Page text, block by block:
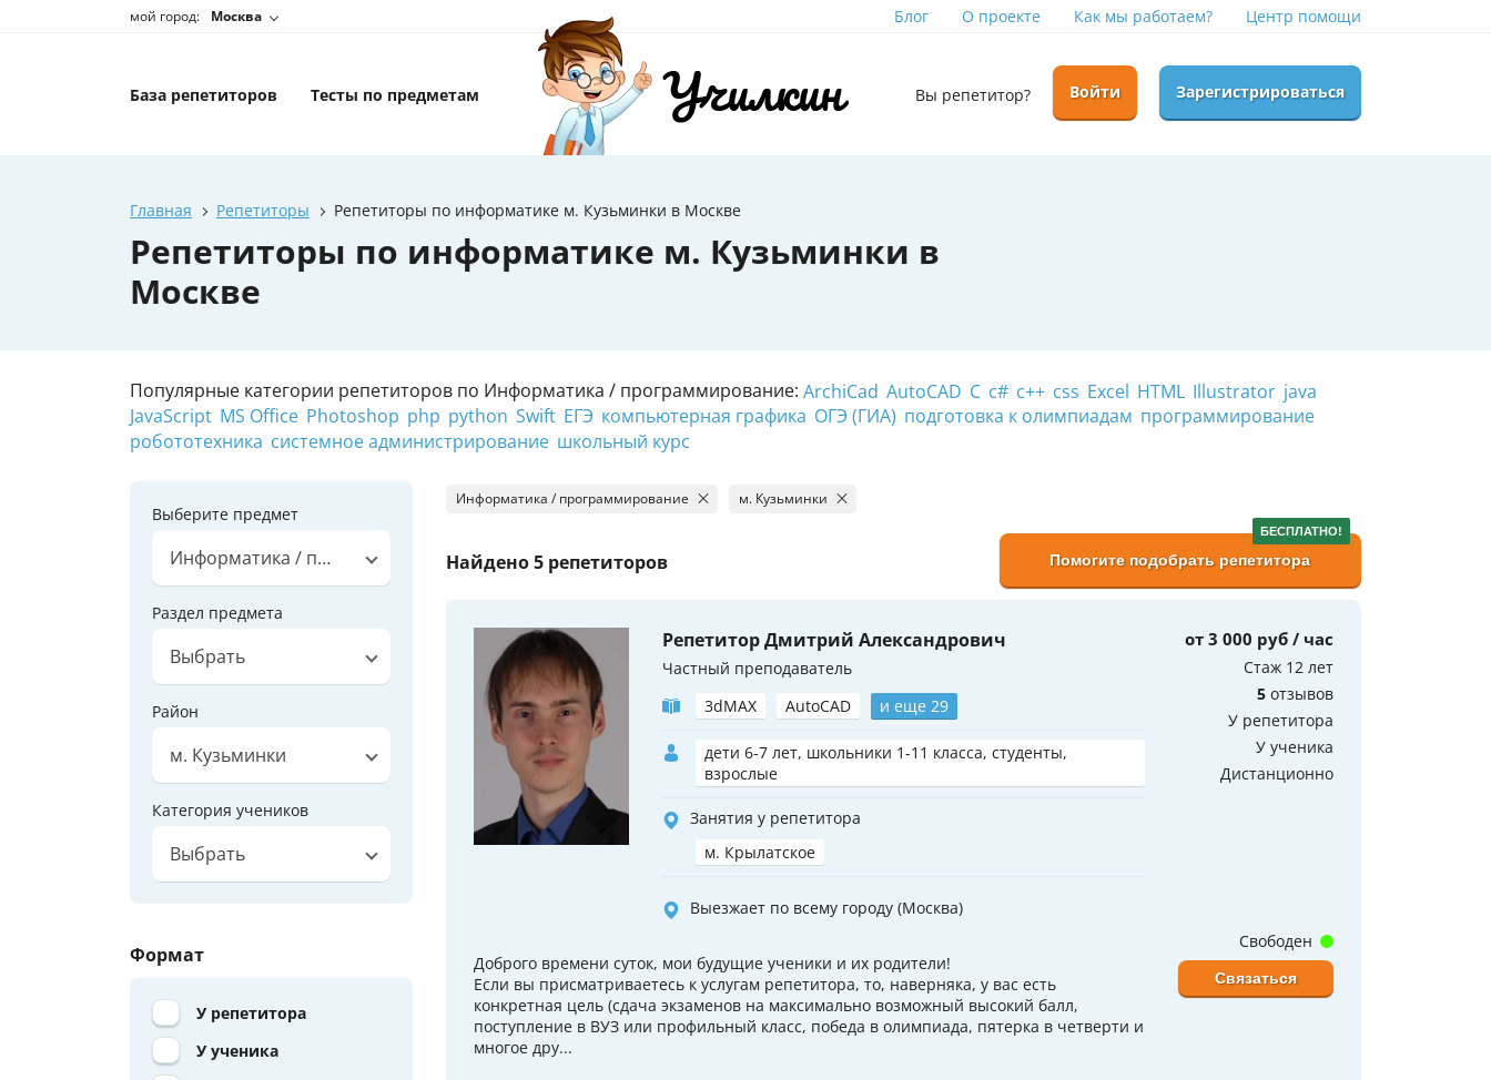
мой город: Москва Блог О проекте Как мы работаем? Центр помощи
База репетиторов Тесты по предметам Вы репетитор? Войти Зарегистрироваться
Главная Репетиторы Репетиторы по информатике м. Кузьминки в Москве
Репетиторы по информатике м. Кузьминки в
Москве
Популярные категории репетиторов по Информатика / программирование: ArchiCad AutoCAD C c# c++ css Excel HTML Illustrator java
JavaScript MS Office Photoshop php python Swift ЕГЭ компьютерная графика ОГЭ (ГИА) подготовка к олимпиадам программирование
робототехника системное администрирование школьный курс
Выберите предмет
Информатика / программирование
Раздел предмета
Выбрать
Район
м. Кузьминки
Категория учеников
Выбрать
Формат
У репетитора
У ученика
Информатика / программирование м. Кузьминки
Найдено5 репетиторов
БЕСПЛАТНО!
Помогите подобрать репетитора
Репетитор Дмитрий Александрович
Частный преподаватель
3dMAX
AutoCAD и еще 29
дети 6-7 лет, школьники 1-11 класса, студенты,
взрослые
Занятия у репетитора
м. Крылатское
Выезжает по всему городу (Москва)
от 3 000 руб / час
Стаж 12 лет
5 отзывов
У репетитора
У ученика
Дистанционно
Доброго времени суток, мои будущие ученики и их родители!
Если вы присматриваетесь к услугам репетитора, то, наверняка, у вас есть
конкретная цель (сдача экзаменов на максимально возможный высокий балл,
поступление в ВУЗ или профильный класс, победа в олимпиада, пятерка в четверти и
многое дру...
Свободен
Связаться